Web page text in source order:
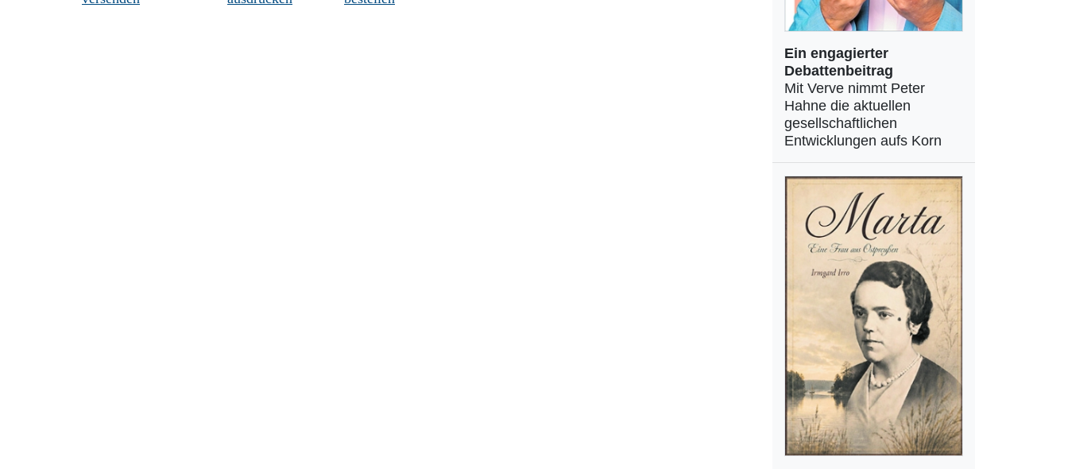
Ein engagierter
Debattenbeitrag
Mit Verve nimmt Peter
Hahne die aktuellen
gesellschaftlichen
Entwicklungen aufs Korn